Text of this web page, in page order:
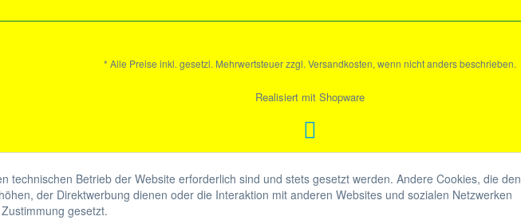
* Alle Preise inkl. gesetzl. Mehrwertsteuer zzgl. Versandkosten, wenn nicht anders beschrieben.
Realisiert mit Shopware
technischen Betrieb der Website erforderlich sind und stets gesetzt werden. Andere Cookies, die den
der Direktwerbung dienen oder die Interaktion mit anderen Websites und sozialen Netzwerken
gesetzt.